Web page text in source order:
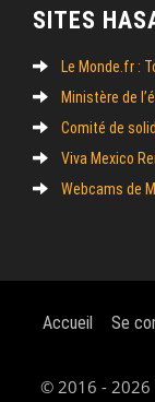
SITES
Le Monde.fr :
Ministère de
Comité de
Viva Mexico
Webcams de
Accueil Se
© 2016 - 2026